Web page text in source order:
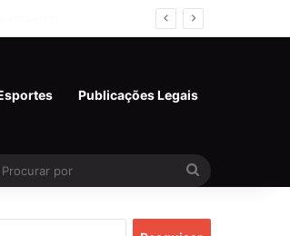
Publicações Legais
Procurar